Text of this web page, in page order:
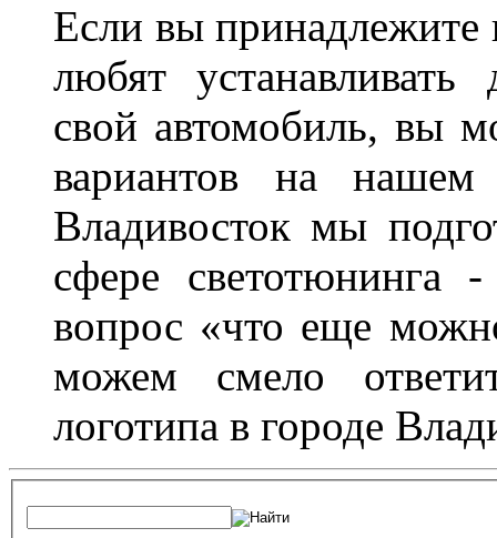
Если вы принадлежите
любят устанавливать
свой автомобиль, вы
вариантов на
Владивосток мы
сфере светотюнинга
вопрос «что еще
можем смело
логотипа в городе